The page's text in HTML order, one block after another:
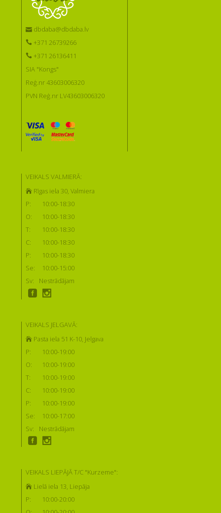
dbdaba@dbdaba.lv
+371 26739266
+371 26136411
SIA "Kongs"
Reģ.nr 43603006320
PVN Reģ.nr LV43603006320
VEIKALS VALMIERĀ:
Rīgas iela 30, Valmiera
P:
10:00-18:30
O:
10:00-18:30
T:
10:00-18:30
C:
10:00-18:30
P:
10:00-18:30
Se:
10:00-15:00
Sv:
Nestrādājam
VEIKALS JELGAVĀ:
Pasta iela 51 K-10, Jelgava
P:
10:00-19:00
O:
10:00-19:00
T:
10:00-19:00
C:
10:00-19:00
P:
10:00-19:00
Se:
10:00-17:00
Sv:
Nestrādājam
VEIKALS LIEPĀJĀ T/C "Kurzeme":
Lielā iela 13, Liepāja
P:
10:00-20:00